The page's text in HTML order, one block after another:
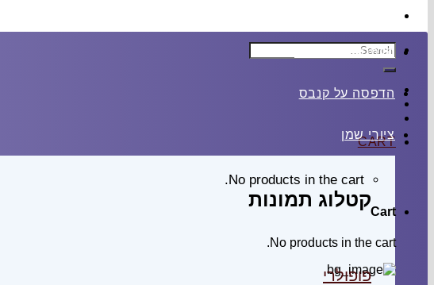
Search
for:
CART
No products in the cart.
Cart
No products in the cart.
הדפסה על זכוכית
הדפסה על קנבס
ציורי שמן
קטלוג תמונות
פופולרי